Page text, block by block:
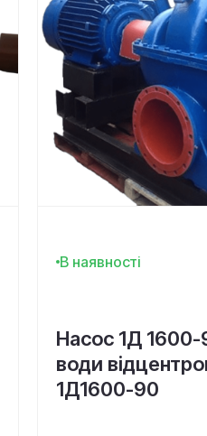
В наявності
Насос 1Д
води
1Д1600-90